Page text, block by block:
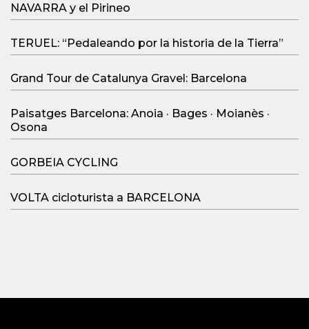
NAVARRA y el Pirineo
TERUEL: “Pedaleando por la historia de la Tierra”
Grand Tour de Catalunya Gravel: Barcelona
Paisatges Barcelona: Anoia · Bages · Moianès ·
Osona
GORBEIA CYCLING
VOLTA cicloturista a BARCELONA